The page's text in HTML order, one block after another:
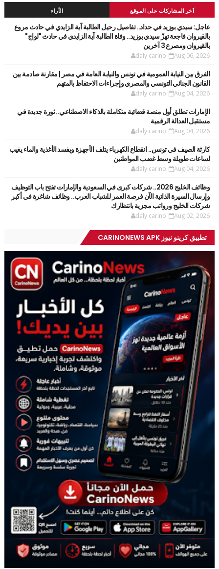
آخر المشاركات على الموقع الأراء
عاجل: سيدي بوزيد في حداد.. تفاصيل رحيل الطالبة آية الزايدي في حادث مروع
بالقيروان فاجعة تهزّ سيدي بوزيد.. وفاة الطالبة آية الزايدي في حادث "لواج"
بالقيروان ومصرع 3 آخرين
daly carino Aug 06, 2026
الفرق بين النيابة العمومية في تونس والنيابة العامة في مصر | مقارنة صادمة بين
القانون الجنائي التونسي والمصري وإجراءات الاحتفاظ بالمتهم
daly carino Aug 04, 2026
الإمارات تطلق أول منصة قضائية متكاملة بالذكاء الاصطناعي.. ثورة جديدة في
مستقبل العدالة الرقمية
daly carino Aug 04, 2026
كارثة الصيف في تونس.. انقطاع الكهرباء يتلف الأجهزة ويفسد الأغذية والماء يغيب
لساعات طويلة وسط غضب المواطنين
daly carino Aug 04, 2026
وظائف الخليج 2026.. شركات كبرى في السعودية والإمارات تفتح باب التوظيف
وإرسال السيرة الذاتية الآن فرصة العمر للشباب العرب.. وظائف شاغرة في أكبر
شركات الخليج ورواتب مجزية بانتظارك
daly carino Aug 02, 2026
تطبيق كرينو نيوز CARINONEWS APK